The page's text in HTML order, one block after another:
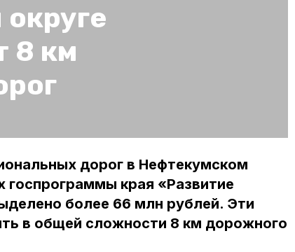
8 км
дорог в Нефтекумском
госпрограммы края «Развитие
более 66 млн рублей. Эти
в общей сложности 8 км дорожного